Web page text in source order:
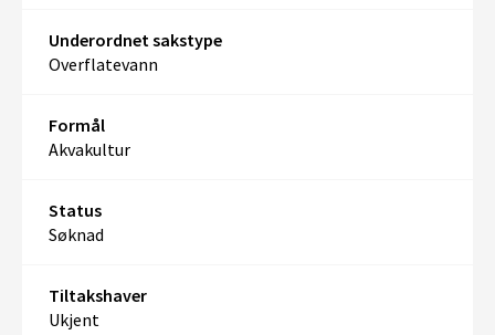
Underordnet sakstype
Overflatevann
Formål
Akvakultur
Status
Søknad
Tiltakshaver
Ukjent